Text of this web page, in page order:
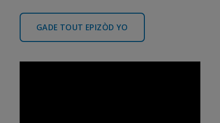
GADE TOUT EPIZÒD YO